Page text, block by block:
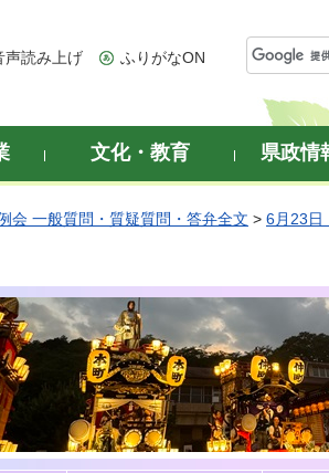
声読み上げ ふりがなON
文化・教育 県政情
会 一般質問・質疑質問・答弁全文 > 6月23日